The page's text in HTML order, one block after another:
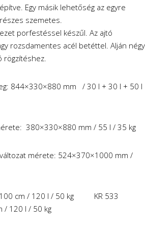
Egy másik lehetőség az egyre
szemetes.
porfestéssel készűl. Az ajtó
rozsdamentes acél betéttel. Alján négy
rögzítéshez.
844×330×880 mm / 30 l + 30 l + 50 l
380×330×880 mm / 55 l / 35 kg
mérete: 524×370×1000 mm /
cm / 120 l / 50 kg KR 533
/ 120 l / 50 kg